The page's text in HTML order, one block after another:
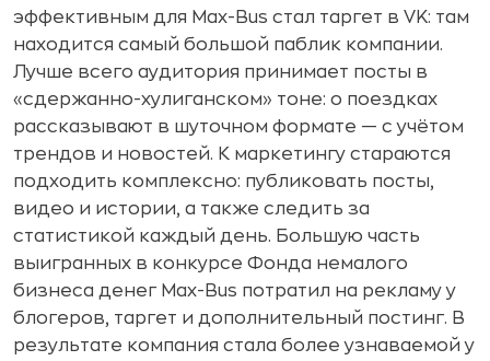
эффективным для Max-Bus стал таргет в VK: там
находится самый большой паблик компании.
Лучше всего аудитория принимает посты в
«сдержанно-хулиганском» тоне: о поездках
рассказывают в шуточном формате — с учётом
трендов и новостей. К маркетингу стараются
подходить комплексно: публиковать посты,
видео и истории, а также следить за
статистикой каждый день. Большую часть
выигранных в конкурсе Фонда немалого
бизнеса денег Max-Bus потратил на рекламу у
блогеров, таргет и дополнительный постинг. В
результате компания стала более узнаваемой у